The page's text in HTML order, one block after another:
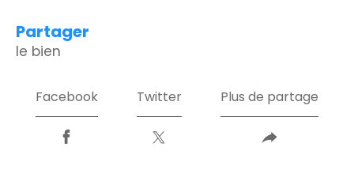
partager
le bien
Facebook Twitter Plus de partage